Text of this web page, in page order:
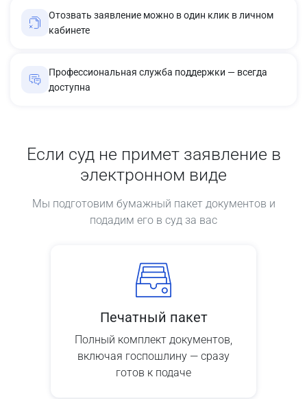
Отозвать заявление можно в один клик в личном
кабинете
Профессиональная служба поддержки — всегда
доступна
Если суд не примет заявление в
электронном виде
Мы подготовим бумажный пакет документов и
подадим его в суд за вас
Печатный пакет
Полный комплект документов,
включая госпошлину — сразу
готов к подаче